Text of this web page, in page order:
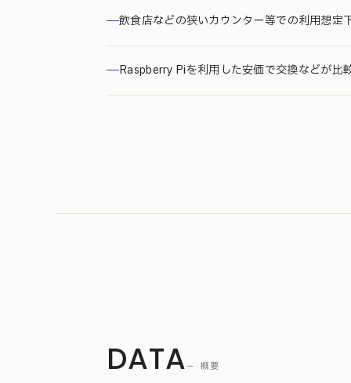
飲食店などの狭いカウンター等での利用想定
Raspberry Piを利用した安価で交換などが比
DATA— 概要